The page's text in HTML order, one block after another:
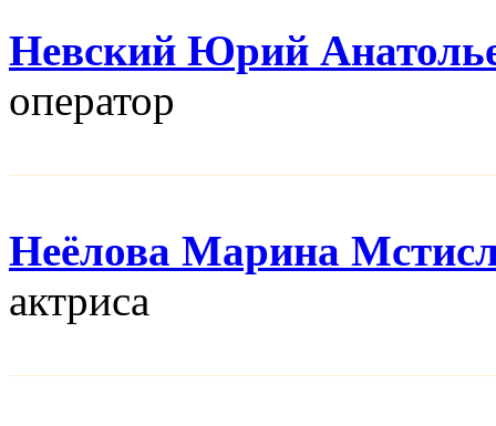
Невский Юрий
оператор
Неёлова Марина
актриса